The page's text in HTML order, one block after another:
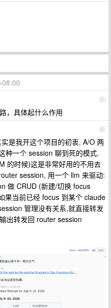
1
，具体起什么作用
2
是我开这个项目的初衷. A/O 两
种一个 session 聊到死的模式.
的时候)这是非常好用的不用去
session, 用一个 llm 来驱动:
做 CRUD (新建/切换 focus
果当前已经 focus 到某个 claude
管理没有关系,就直接转发
出转发回 router session